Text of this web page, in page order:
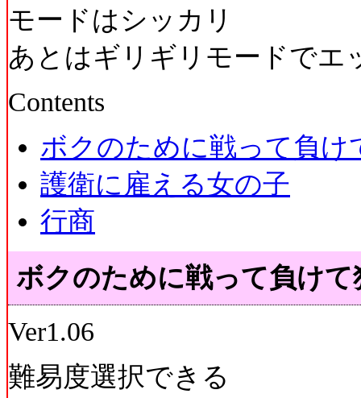
モードはシッカリ
あとはギリギリモードでエ
Contents
ボクのために戦って負け
護衛に雇える女の子
行商
ボクのために戦って負け
Ver1.06
難易度選択できる